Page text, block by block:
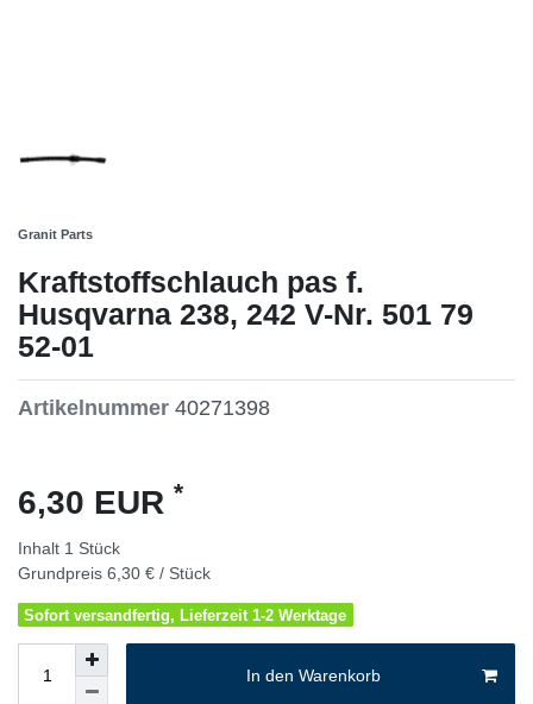
Granit Parts
Kraftstoffschlauch pas f.
Husqvarna 238, 242 V-Nr. 501 79
52-01
Artikelnummer 40271398
6,30 EUR *
Inhalt 1 Stück
Grundpreis 6,30 € / Stück
Sofort versandfertig, Lieferzeit 1-2 Werktage
In den Warenkorb